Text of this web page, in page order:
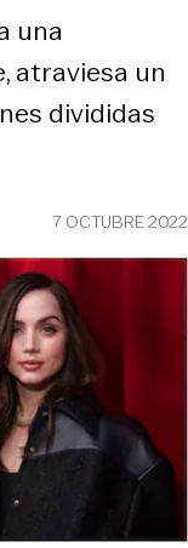
una
atraviesa un
divididas
7 OCTUBRE 2022